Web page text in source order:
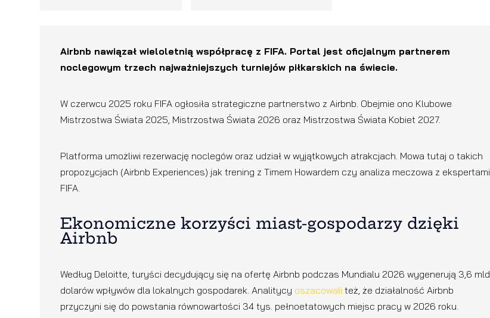
Airbnb nawiązał wieloletnią współpracę z FIFA. Portal jest oficjalnym partnerem
noclegowym trzech najważniejszych turniejów piłkarskich na świecie.
W czerwcu 2025 roku FIFA ogłosiła strategiczne partnerstwo z Airbnb. Obejmie ono Klubowe
Mistrzostwa Świata 2025, Mistrzostwa Świata 2026 oraz Mistrzostwa Świata Kobiet 2027.
Platforma umożliwi rezerwację noclegów oraz udział w wyjątkowych atrakcjach. Mowa tutaj o takich
propozycjach (Airbnb Experiences) jak trening z Timem Howardem czy analiza meczowa z ekspertami
FIFA.
Ekonomiczne korzyści miast-gospodarzy dzięki
Airbnb
Według Deloitte, turyści decydujący się na ofertę Airbnb podczas Mundialu 2026 wygenerują 3,6 mld
dolarów wpływów dla lokalnych gospodarek. Analitycy oszacowali też, że działalność Airbnb
przyczyni się do powstania równowartości 34 tys. pełnoetatowych miejsc pracy w 2026 roku.